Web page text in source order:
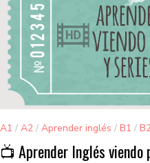
A1 / A2 / Aprender inglés / B1 /
películas
Vocabulario
📺 Aprender Inglés viendo